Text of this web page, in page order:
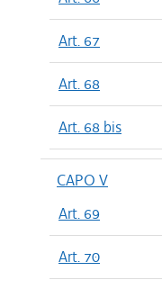
Art. 67
Art. 68
Art. 68 bis
CAPO V
Art. 69
Art. 70